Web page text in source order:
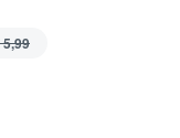
5,99